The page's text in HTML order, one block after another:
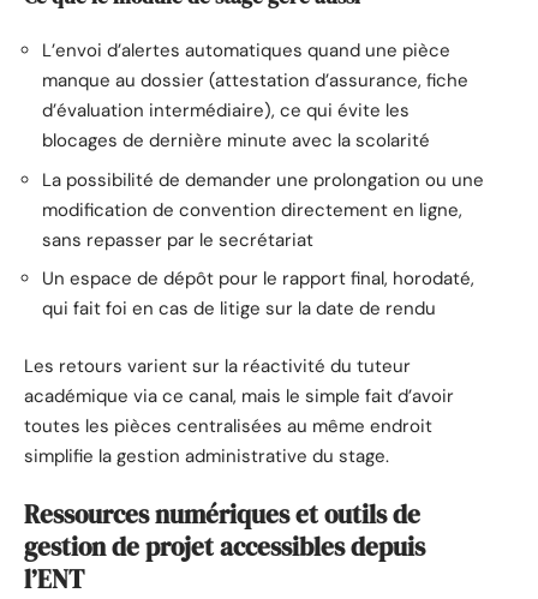
L’envoi d’alertes automatiques quand une pièce
manque au dossier (attestation d’assurance, fiche
d’évaluation intermédiaire), ce qui évite les
blocages de dernière minute avec la scolarité
La possibilité de demander une prolongation ou une
modification de convention directement en ligne,
sans repasser par le secrétariat
Un espace de dépôt pour le rapport final, horodaté,
qui fait foi en cas de litige sur la date de rendu
Les retours varient sur la réactivité du tuteur
académique via ce canal, mais le simple fait d’avoir
toutes les pièces centralisées au même endroit
simplifie la gestion administrative du stage.
Ressources numériques et outils de
gestion de projet accessibles depuis
l’ENT